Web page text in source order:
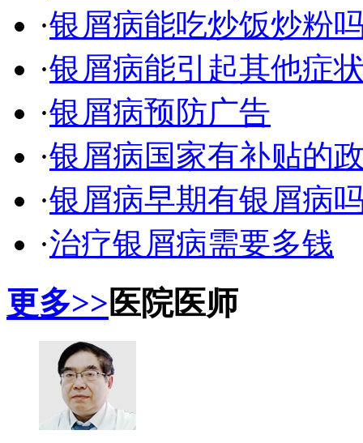
·银屑病能吃炒饭炒粉
·银屑病能引起其他症
·银屑病预防广告
·银屑病国家有补贴的
·银屑病早期有银屑病
·治疗银屑病需要多钱
更多>> 医院医师